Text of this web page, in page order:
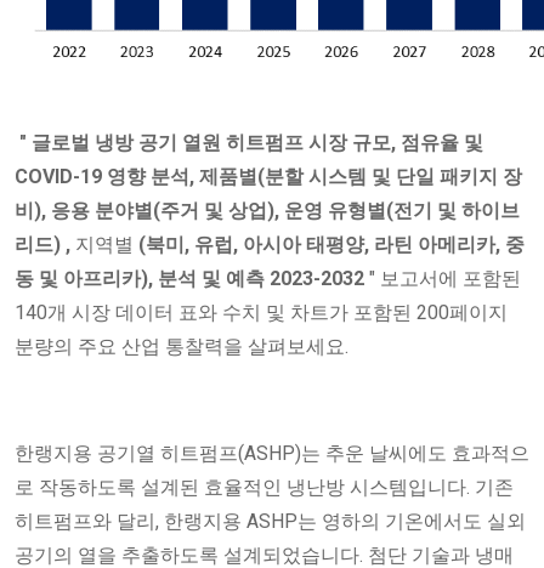
" 글로벌 냉방 공기 열원 히트펌프 시장 규모, 점유율 및
COVID-19 영향 분석, 제품별(분할 시스템 및 단일 패키지 장
비), 응용 분야별(주거 및 상업), 운영 유형별(전기 및 하이브
리드) , 지역별 (북미, 유럽, 아시아 태평양, 라틴 아메리카, 중
동 및 아프리카), 분석 및 예측 2023-2032 " 보고서에 포함된
140개 시장 데이터 표와 수치 및 차트가 포함된 200페이지
분량의 주요 산업 통찰력을 살펴보세요.
한랭지용 공기열 히트펌프(ASHP)는 추운 날씨에도 효과적으
로 작동하도록 설계된 효율적인 냉난방 시스템입니다. 기존
히트펌프와 달리, 한랭지용 ASHP는 영하의 기온에서도 실외
공기의 열을 추출하도록 설계되었습니다. 첨단 기술과 냉매